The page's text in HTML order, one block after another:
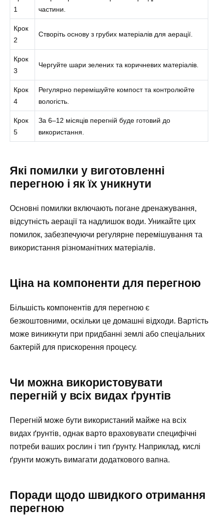
1
частини.
Крок
2
Створіть основу з грубих матеріалів для аерації.
Крок
3
Чергуйте шари зелених та коричневих матеріалів.
Крок
4
Регулярно перемішуйте компост та контролюйте
вологість.
Крок
5
За 6–12 місяців перегній буде готовий до
використання.
Які помилки у виготовленні
перегною і як їх уникнути
Основні помилки включають погане дренажування,
відсутність аерації та надлишок води. Уникайте цих
помилок, забезпечуючи регулярне перемішування та
використання різноманітних матеріалів.
Ціна на компоненти для перегною
Більшість компонентів для перегною є
безкоштовними, оскільки це домашні відходи. Вартість
може виникнути при придбанні землі або спеціальних
бактерій для прискорення процесу.
Чи можна використовувати
перегній у всіх видах ґрунтів
Перегній може бути використаний майже на всіх
видах ґрунтів, однак варто враховувати специфічні
потреби ваших рослин і тип ґрунту. Наприклад, кислі
ґрунти можуть вимагати додаткового вапна.
Поради щодо швидкого отримання
перегною